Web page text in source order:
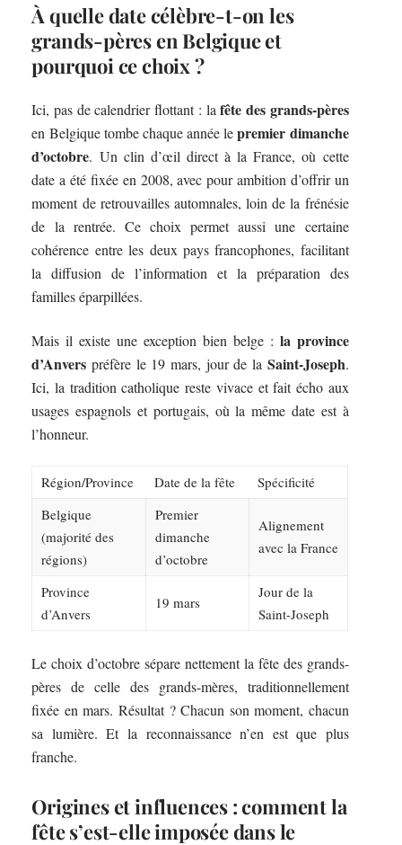
À quelle date célèbre-t-on les
grands-pères en Belgique et
pourquoi ce choix ?
Ici, pas de calendrier flottant : lafête des grands-pères
en Belgique tombe chaque année lepremier dimanche
d’octobre. Un clin d’œil direct à la France, où cette
date a été fixée en 2008, avec pour ambition d’offrir un
moment de retrouvailles automnales, loin de la frénésie
de la rentrée. Ce choix permet aussi une certaine
cohérence entre les deux pays francophones, facilitant
la diffusion de l’information et la préparation des
familles éparpillées.
Mais il existe une exception bien belge : la province
d’Anvers préfère le 19 mars, jour de la Saint-Joseph.
Ici, la tradition catholique reste vivace et fait écho aux
usages espagnols et portugais, où la même date est à
l’honneur.
Région/Province Date de la fête
Spécificité
Belgique
(majorité des
régions)
Premier
dimanche
d’octobre
Alignement
avec la France
Province
d’Anvers
19 mars
Jour de la
Saint-Joseph
Le choix d’octobre sépare nettement la fête des grands-
pères de celle des grands-mères, traditionnellement
fixée en mars. Résultat ? Chacun son moment, chacun
sa lumière. Et la reconnaissance n’en est que plus
franche.
Origines et influences : comment la
fête s’est-elle imposée dans le